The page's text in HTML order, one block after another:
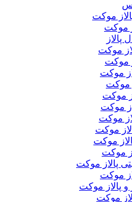
موکت
موکت
موکت
موکت
موکت
موکت
موکت
موکت
موکت
موکت
موکت
پالاز موکت
موکت
پالاز موکت
موکت